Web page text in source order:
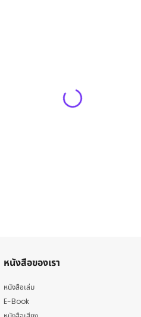
หนังสือของเรา
หนังสือเล่ม
E-Book